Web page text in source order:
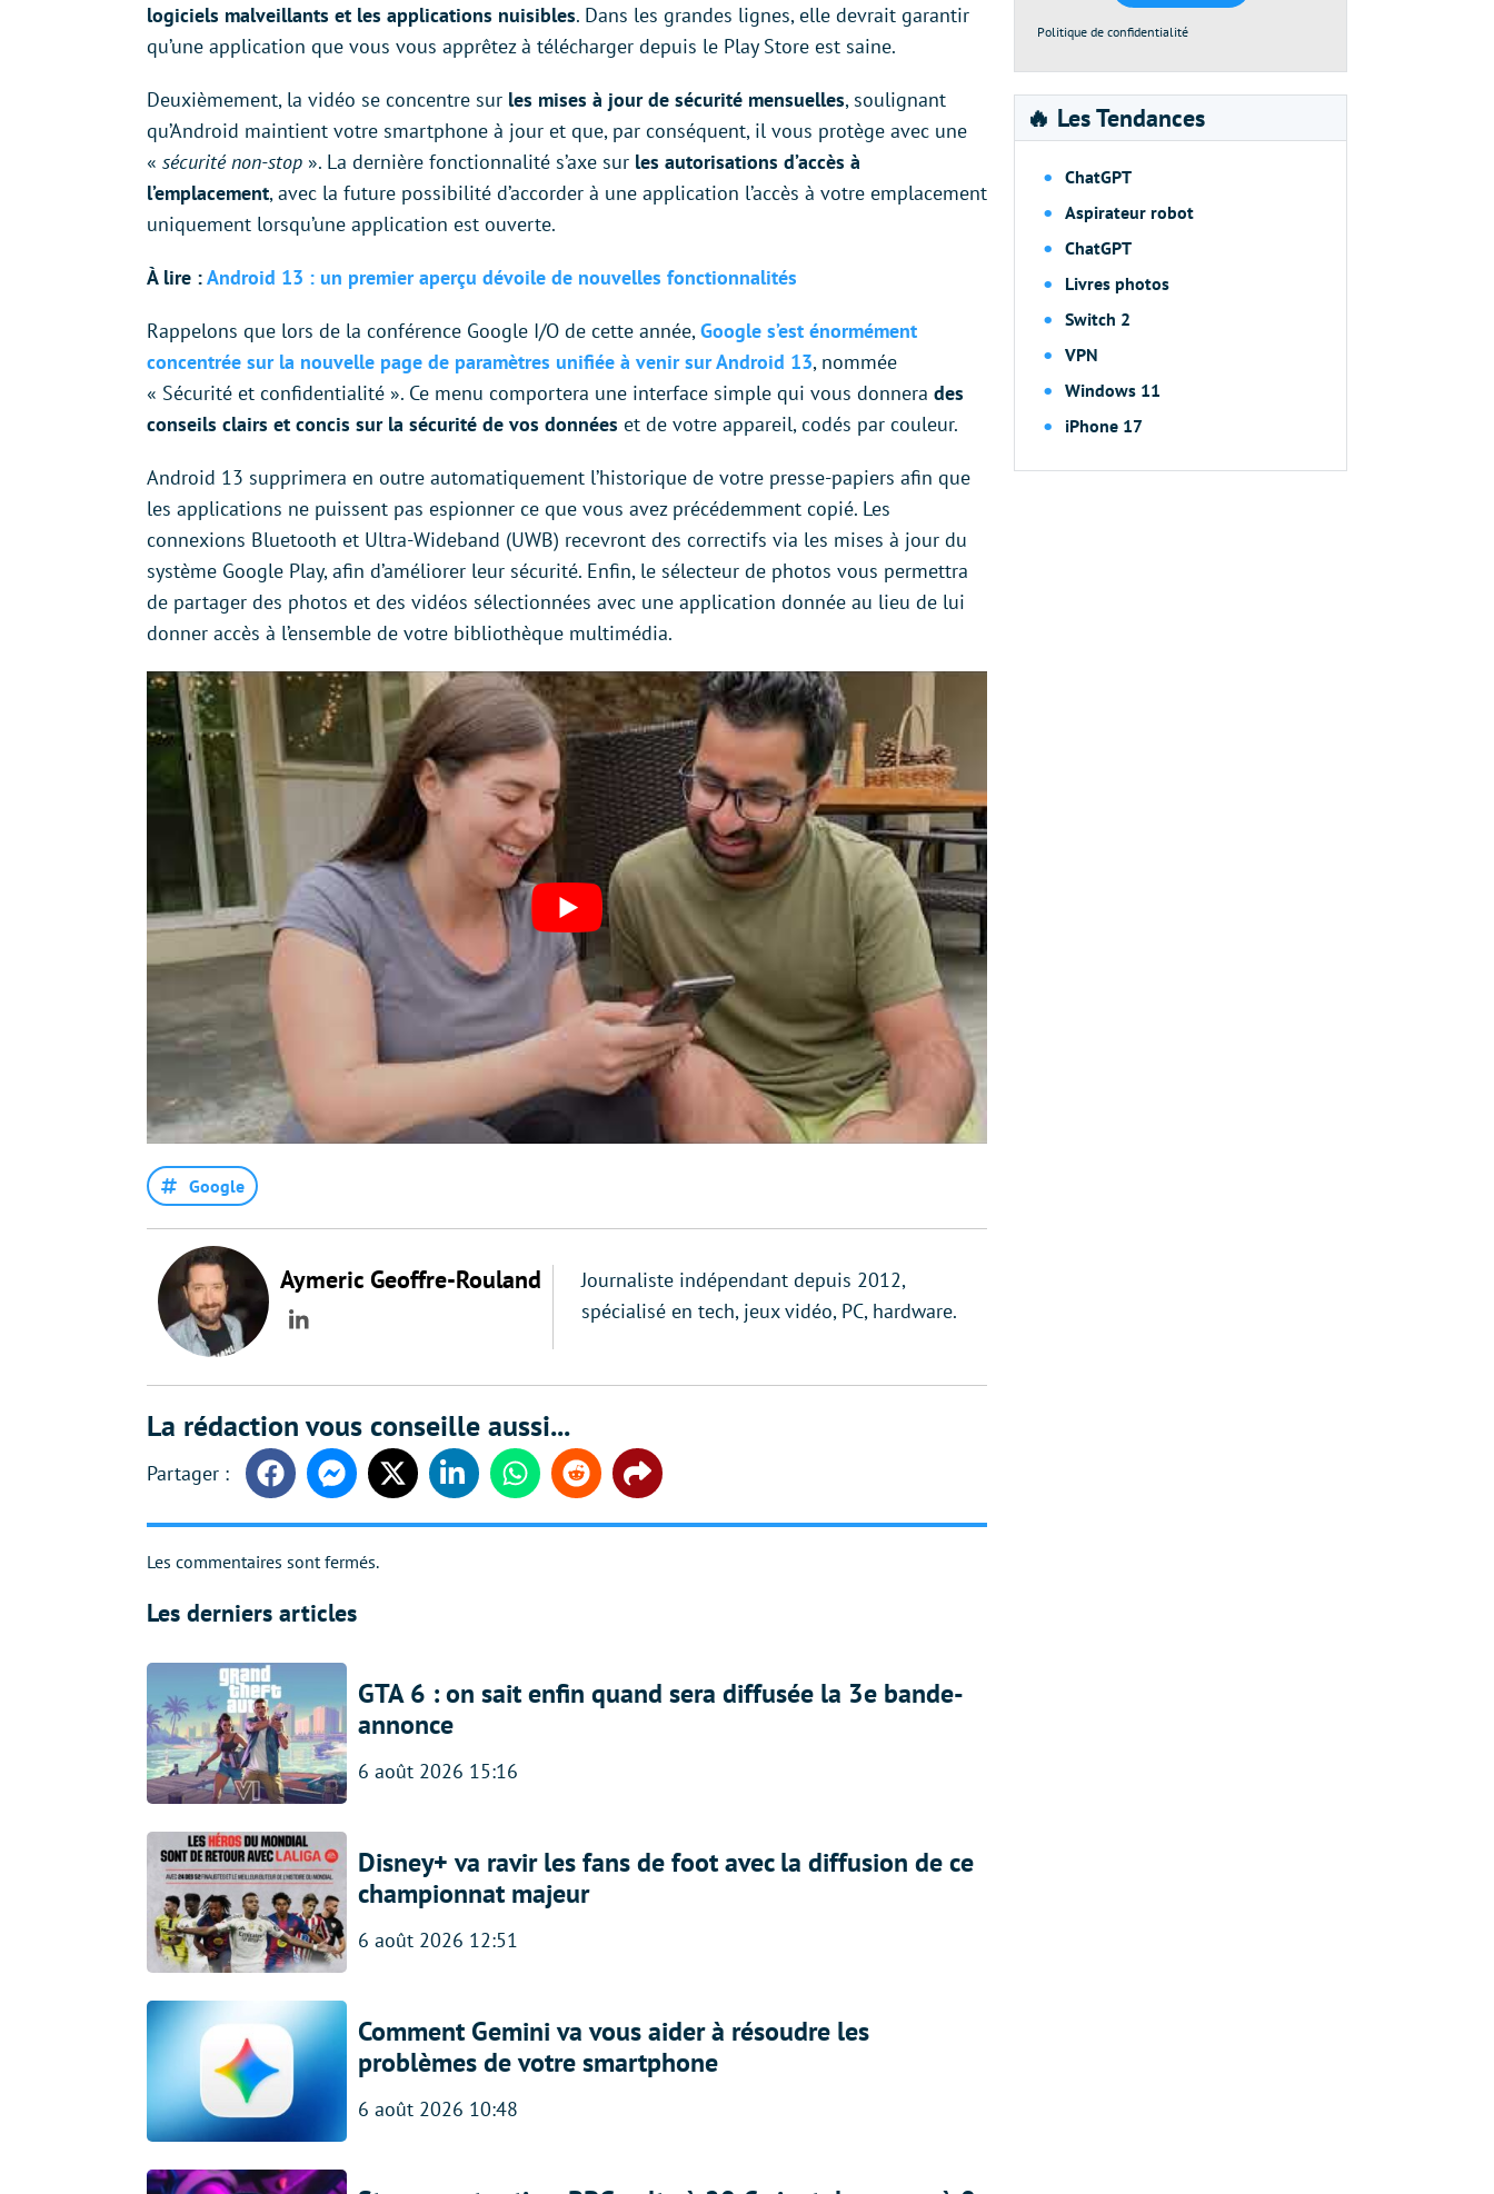
logiciels malveillants et les applications nuisibles. Dans les grandes lignes, elle devrait garantir
qu’une application que vous vous apprêtez à télécharger depuis le Play Store est saine.
Deuxièmement, la vidéo se concentre sur les mises à jour de sécurité mensuelles, soulignant
qu’Android maintient votre smartphone à jour et que, par conséquent, il vous protège avec une
« sécurité non-stop ». La dernière fonctionnalité s’axe sur les autorisations d’accès à
l’emplacement, avec la future possibilité d’accorder à une application l’accès à votre emplacement
uniquement lorsqu’une application est ouverte.
À lire :Android 13 : un premier aperçu dévoile de nouvelles fonctionnalités
Rappelons que lors de la conférence Google I/O de cette année, Google s’est énormément
concentrée sur la nouvelle page de paramètres unifiée à venir sur Android 13, nommée
« Sécurité et confidentialité ». Ce menu comportera une interface simple qui vous donnera des
conseils clairs et concis sur la sécurité de vos données et de votre appareil, codés par couleur.
Android 13 supprimera en outre automatiquement l’historique de votre presse-papiers afin que
les applications ne puissent pas espionner ce que vous avez précédemment copié. Les
connexions Bluetooth et Ultra-Wideband (UWB) recevront des correctifs via les mises à jour du
système Google Play, afin d’améliorer leur sécurité. Enfin, le sélecteur de photos vous permettra
de partager des photos et des vidéos sélectionnées avec une application donnée au lieu de lui
donner accès à l’ensemble de votre bibliothèque multimédia.
Google
Aymeric Geoffre-Rouland
LinkedIn
Journaliste indépendant depuis 2012,
spécialisé en tech, jeux vidéo, PC, hardware.
La rédaction vous conseille aussi...
FacebookMessengerTwitter LinkedinWhatsappReddit Share
Les commentaires sont fermés.
Les derniers articles
GTA 6 : on sait enfin quand sera diffusée la 3e bande-
annonce
6 août 2026 15:16
Disney+ va ravir les fans de foot avec la diffusion de ce
championnat majeur
6 août 2026 12:51
Comment Gemini va vous aider à résoudre les
problèmes de votre smartphone
6 août 2026 10:48
Politique de confidentialité
🔥 Les Tendances
ChatGPT
Aspirateur robot
ChatGPT
Livres photos
Switch 2
VPN
Windows 11
iPhone 17